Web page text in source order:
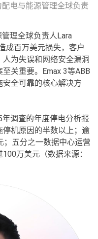
电与能源管理全球负责
理全球负责人Lara
成百万美元损失，客户
为失误和网络安全漏洞
关重要。Emax 3等ABB
全可靠的核心解决方
调查的年度停电分析报
机原因的半数以上；逾
；五分之一数据中心运营
万美元（数据来源：